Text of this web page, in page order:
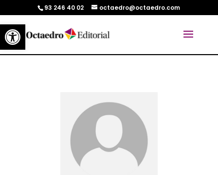
Abrir barra de herramientas
93 246 40 02 octaedro@octaedro.com